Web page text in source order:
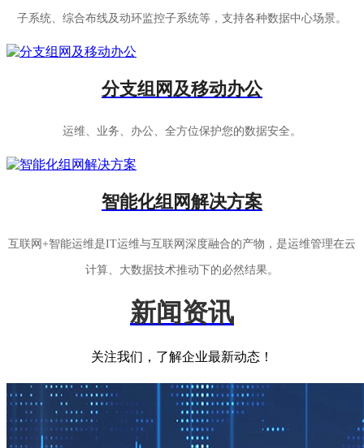
子系统、综合布线及动环监控子系统等，支持各种数据中心场景。
分支组网及移动办公
运维、业务、办公、全方位保护您的数据安全。
智能化组网解决方案
互联网+智能运维是IT运维与互联网深度融合的产物，是运维管理在云
计算、大数据技术推动下的必然结果。
新闻资讯
关注我们，了解企业最新动态！